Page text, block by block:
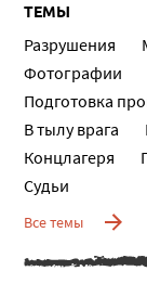
ТЕМЫ
Разрушения
Фотографии
Подготовка
В тылу врага
Концлагеря
Судьи
Все темы